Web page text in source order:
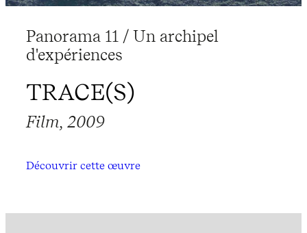
Panorama 11 / Un archipel
d'expériences
TRACE(S)
Film, 2009
Découvrir cette œuvre